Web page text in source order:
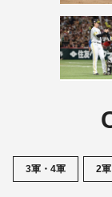
3軍・4軍 2軍